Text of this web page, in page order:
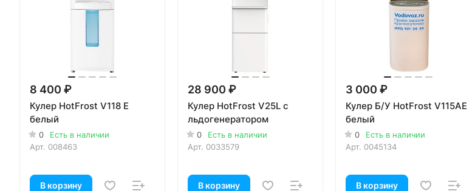
8 400 ₽
Кулер HotFrost V118 E
белый
0
Есть в наличии
Арт. 008463
В корзину
28 900 ₽
Кулер HotFrost V25L с
льдогенератором
0
Есть в наличии
Арт. 0033579
В корзину
3 000 ₽
Кулер Б/У HotFrost V115AE
белый
0
Есть в наличии
Арт. 0045134
В корзину